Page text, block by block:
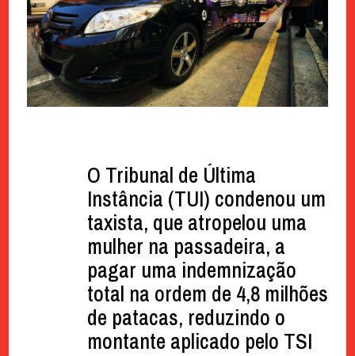
O Tribunal de Última
Instância (TUI) condenou um
taxista, que atropelou uma
mulher na passadeira, a
pagar uma indemnização
total na ordem de 4,8 milhões
de patacas, reduzindo o
montante aplicado pelo TSI